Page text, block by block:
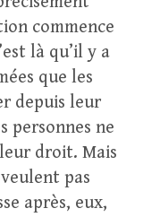
commence
là qu’il y a
que les
depuis leur
personnes ne
droit. Mais
pas
après, eux,